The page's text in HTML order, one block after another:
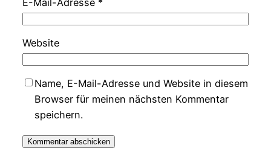
Website
Name, E-Mail-Adresse und Website in diesem
Browser für meinen nächsten Kommentar
speichern.